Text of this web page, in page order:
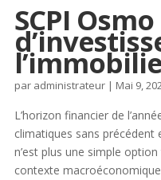
SCPI
par administrateur | Mai 9,
L’horizon financier de
climatiques sans
n’est plus une simple
contexte